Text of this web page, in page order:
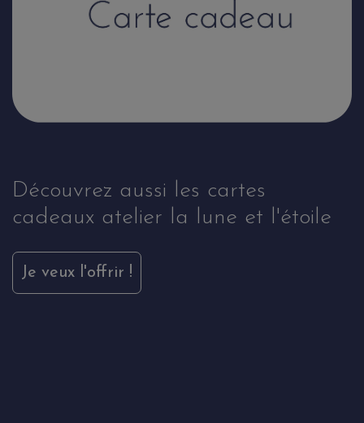
Découvrez aussi les cartes
cadeaux atelier la lune et l'étoile
Je veux l'offrir !